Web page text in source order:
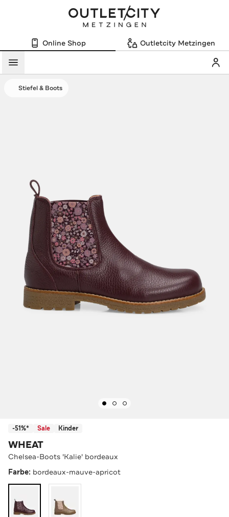
Online Shop Outletcity Metzingen
Menü
Stiefel & Boots
-51%* Sale Kinder
WHEAT
Chelsea-Boots 'Kalie' bordeaux
Farbe: bordeaux-mauve-apricot